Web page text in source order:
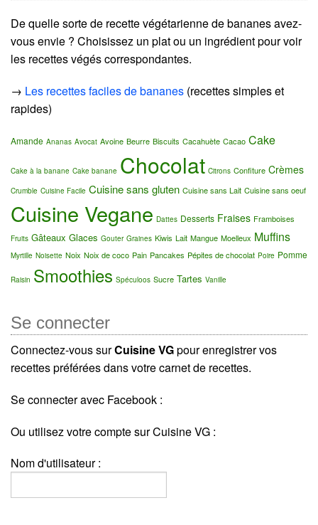
De quelle sorte de recette végétarienne de bananes avez-
vous envie ? Choisissez un plat ou un ingrédient pour voir
les recettes végés correspondantes.
→ Les recettes faciles de bananes (recettes simples et
rapides)
Amande Ananas Avocat Avoine Beurre Biscuits Cacahuète Cacao Cake
Cake à la banane Cake banane Chocolat Citrons Confiture Crèmes
Crumble Cuisine Facile Cuisine sans gluten Cuisine sans Lait Cuisine sans oeuf
Cuisine Vegane Dattes Desserts Fraises Framboises
Fruits Gâteaux Glaces Gouter Graines Kiwis Lait Mangue Moelleux Muffins
Myrtille Noisette Noix Noix de coco Pain Pancakes Pépites de chocolat Poire Pomme
Raisin Smoothies Spéculoos Sucre Tartes Vanille
Se connecter
Connectez-vous surCuisine VGpour enregistrer vos
recettes préférées dans votre carnet de recettes.
Se connecter avec Facebook :
Ou utilisez votre compte sur Cuisine VG :
Nom d'utilisateur :